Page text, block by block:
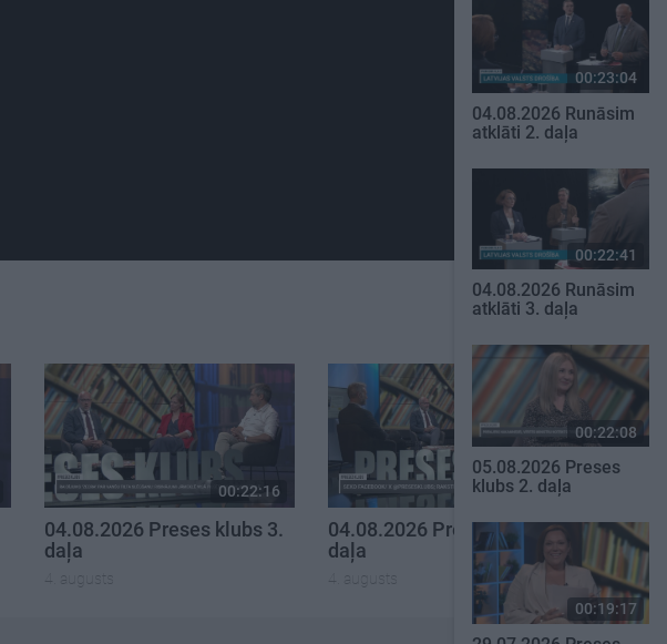
00:22:16
04.08.2026 Preses klubs 3.
daļa
4. augusts
00:22:07
04.08.2026 Preses klubs 2.
daļa
4. augusts
00:23:04
04.08.2026 Runāsim
atklāti 2. daļa
00:22:41
04.08.2026 Runāsim
atklāti 3. daļa
00:22:08
05.08.2026 Preses
klubs 2. daļa
00:19:17